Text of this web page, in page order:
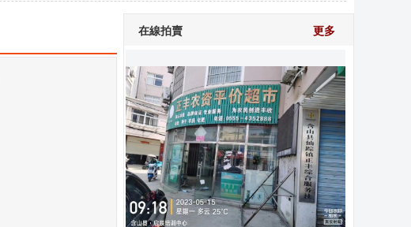
更多
在線拍賣